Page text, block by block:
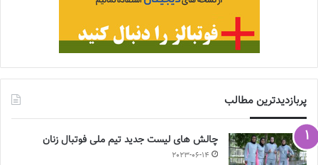
پربازدیدترین مطالب
چالش هاى ليست جدید تيم ملى فوتبال زنان
2023-06-14